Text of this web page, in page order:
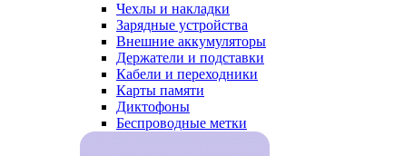
Чехлы и накладки
Зарядные устройства
Внешние аккумуляторы
Держатели и подставки
Кабели и переходники
Карты памяти
Диктофоны
Беспроводные метки